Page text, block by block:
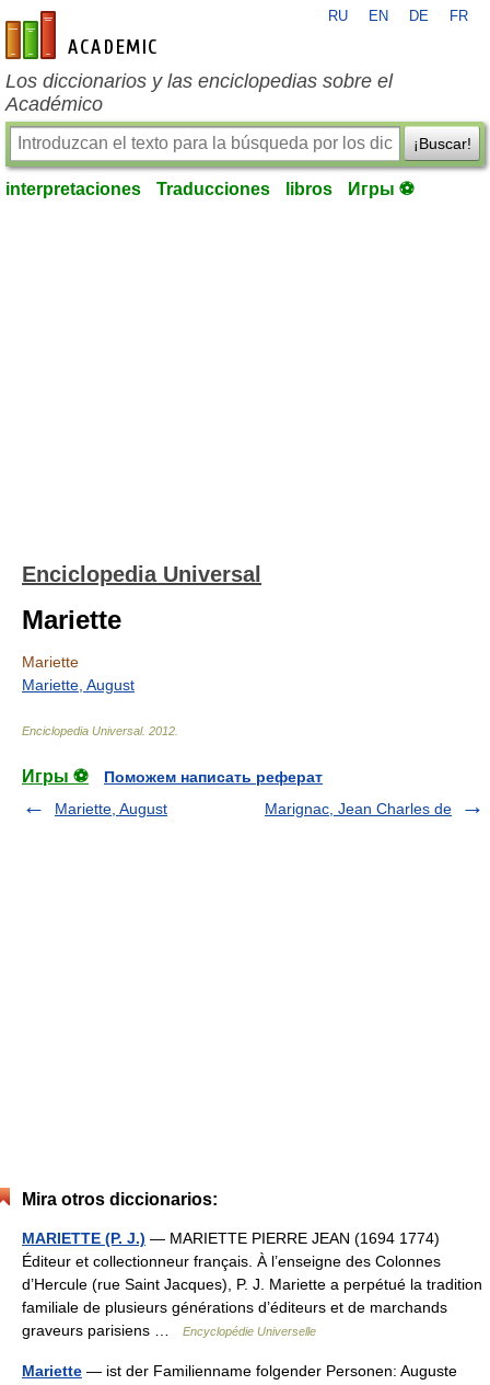
es-academic.com
RU EN DE FR
Los diccionarios y las enciclopedias sobre el
Académico
¡Buscar!
interpretaciones Traducciones libros Игры ⚽
Enciclopedia Universal
Mariette
Mariette
Mariette, August
Enciclopedia Universal. 2012
Игры ⚽
Поможем написать реферат
Mariette, August
Marignac, Jean Charles de
Mira otros diccionarios:
MARIETTE (P. J.) — MARIETTE PIERRE JEAN (1694 1774)
Éditeur et collectionneur français. À l’enseigne des Colonnes
d’Hercule (rue Saint Jacques), P. J. Mariette a perpétué la tradition
familiale de plusieurs générations d’éditeurs et de marchands
graveurs parisiens …
Encyclopédie Universelle
Mariette — ist der Familienname folgender Personen: Auguste